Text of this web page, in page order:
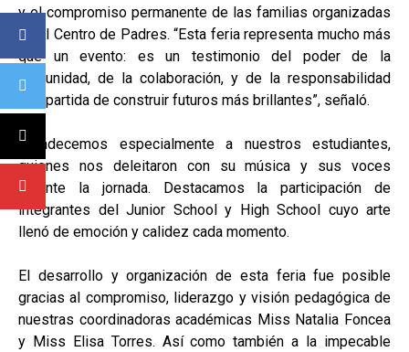
y el compromiso permanente de las familias organizadas
en el Centro de Padres. “Esta feria representa mucho más
que un evento: es un testimonio del poder de la
comunidad, de la colaboración, y de la responsabilidad
compartida de construir futuros más brillantes”, señaló.
Agradecemos especialmente a nuestros estudiantes,
quienes nos deleitaron con su música y sus voces
durante la jornada. Destacamos la participación de
integrantes del Junior School y High School cuyo arte
llenó de emoción y calidez cada momento.
El desarrollo y organización de esta feria fue posible
gracias al compromiso, liderazgo y visión pedagógica de
nuestras coordinadoras académicas Miss Natalia Foncea
y Miss Elisa Torres. Así como también a la impecable